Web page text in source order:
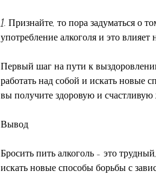
1. Признайте, то пора задуматься о
употребление алкоголя и это
Первый шаг на пути к
работать над собой и искать новые
вы получите здоровую и счастливую
Вывод
Бросить пить алкоголь - это
искать новые способы борьбы с